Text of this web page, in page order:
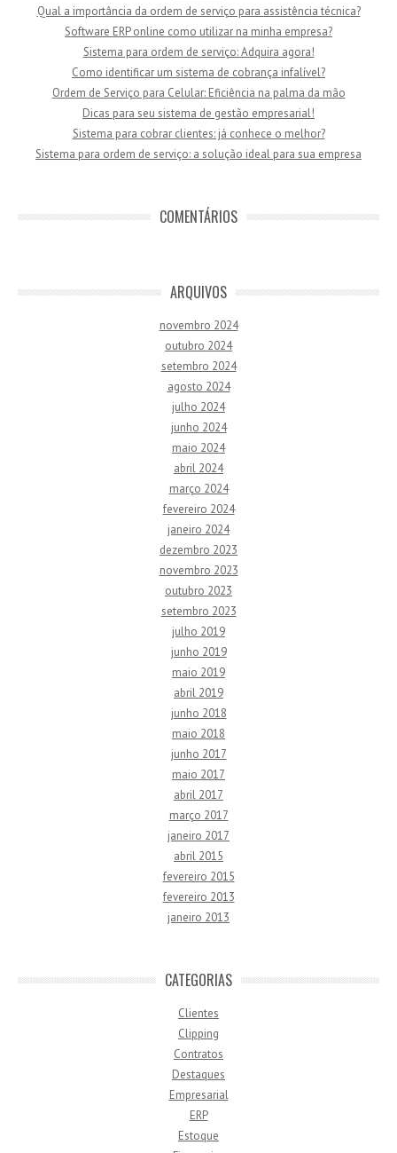
Qual a importância da ordem de serviço para assistência técnica?
Software ERP online como utilizar na minha empresa?
Sistema para ordem de serviço: Adquira agora!
Como identificar um sistema de cobrança infalível?
Ordem de Serviço para Celular: Eficiência na palma da mão
Dicas para seu sistema de gestão empresarial!
Sistema para cobrar clientes: já conhece o melhor?
Sistema para ordem de serviço: a solução ideal para sua empresa
COMENTÁRIOS
ARQUIVOS
novembro 2024
outubro 2024
setembro 2024
agosto 2024
julho 2024
junho 2024
maio 2024
abril 2024
março 2024
fevereiro 2024
janeiro 2024
dezembro 2023
novembro 2023
outubro 2023
setembro 2023
julho 2019
junho 2019
maio 2019
abril 2019
junho 2018
maio 2018
junho 2017
maio 2017
abril 2017
março 2017
janeiro 2017
abril 2015
fevereiro 2015
fevereiro 2013
janeiro 2013
CATEGORIAS
Clientes
Clipping
Contratos
Destaques
Empresarial
ERP
Estoque